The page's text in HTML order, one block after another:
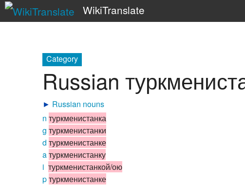
WikiTranslate
Category
Russian
► Russian nouns
n туркменистанка
g туркменистанки
d туркменистанке
aтуркменистанку
i туркменистанкой/ою
pтуркменистанке